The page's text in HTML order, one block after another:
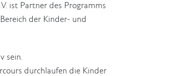
ist Partner des Programms
der Kinder- und
sein.
durchlaufen die Kinder